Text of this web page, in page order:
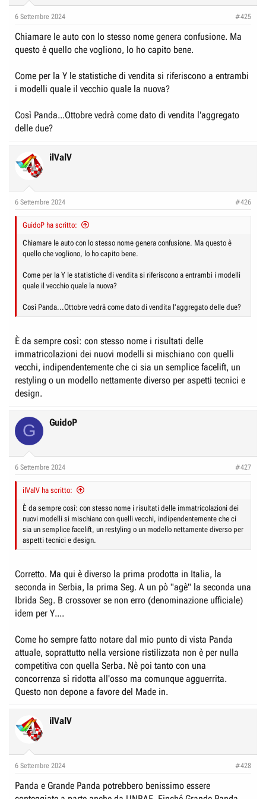
s
6 Settembre 2024 #425
Chiamare le auto con lo stesso nome genera confusione. Ma
questo è quello che vogliono, lo ho capito bene.
Come per la Y le statistiche di vendita si riferiscono a entrambi
i modelli quale il vecchio quale la nuova?
Così Panda...Ottobre vedrà come dato di vendita l'aggregato
delle due?
ilValV
6 Settembre 2024 #426
GuidoP ha scritto:
Chiamare le auto con lo stesso nome genera confusione. Ma questo è
quello che vogliono, lo ho capito bene.
Come per la Y le statistiche di vendita si riferiscono a entrambi i modelli
quale il vecchio quale la nuova?
Così Panda...Ottobre vedrà come dato di vendita l'aggregato delle due?
È da sempre così: con stesso nome i risultati delle
immatricolazioni dei nuovi modelli si mischiano con quelli
vecchi, indipendentemente che ci sia un semplice facelift, un
restyling o un modello nettamente diverso per aspetti tecnici e
design.
G GuidoP
6 Settembre 2024 #427
ilValV ha scritto:
È da sempre così: con stesso nome i risultati delle immatricolazioni dei
nuovi modelli si mischiano con quelli vecchi, indipendentemente che ci
sia un semplice facelift, un restyling o un modello nettamente diverso per
aspetti tecnici e design.
Corretto. Ma qui è diverso la prima prodotta in Italia, la
seconda in Serbia, la prima Seg. A un pò "agè" la seconda una
Ibrida Seg. B crossover se non erro (denominazione ufficiale)
idem per Y....
Come ho sempre fatto notare dal mio punto di vista Panda
attuale, soprattutto nella versione ristilizzata non è per nulla
competitiva con quella Serba. Nè poi tanto con una
concorrenza sì ridotta all'osso ma comunque agguerrita.
Questo non depone a favore del Made in.
ilValV
6 Settembre 2024 #428
Panda e Grande Panda potrebbero benissimo essere